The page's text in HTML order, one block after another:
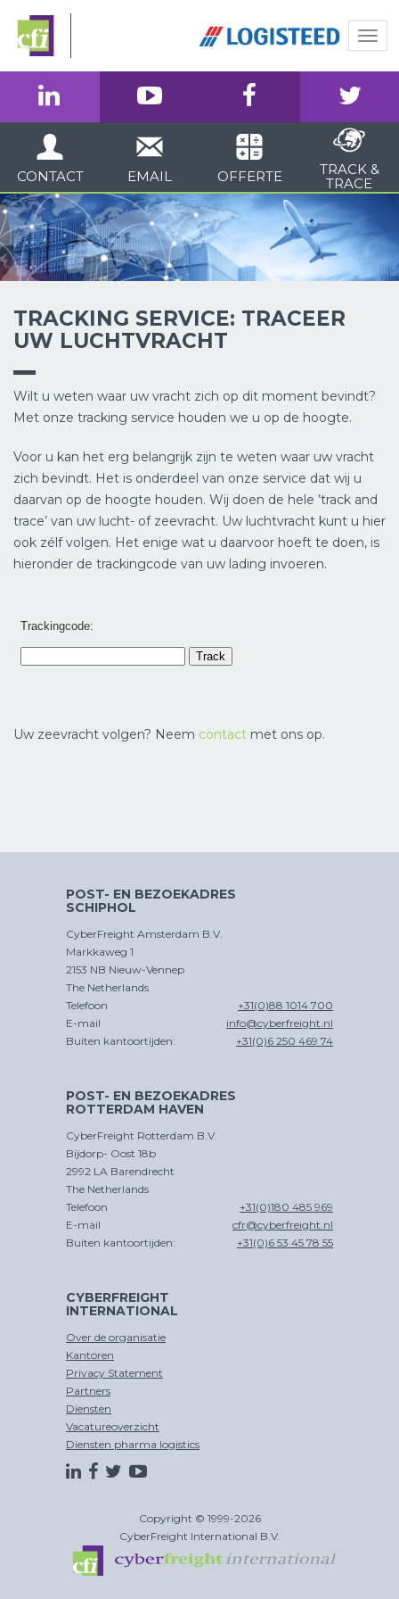
CONTACT EMAIL OFFERTE
TRACK &
TRACE
TRACKING SERVICE: TRACEER
UW LUCHTVRACHT
Wilt u weten waar uw vracht zich op dit moment bevindt?
Met onze tracking service houden we u op de hoogte.
Voor u kan het erg belangrijk zijn te weten waar uw vracht
zich bevindt. Het is onderdeel van onze service dat wij u
daarvan op de hoogte houden. Wij doen de hele ’track and
trace’ van uw lucht- of zeevracht. Uw luchtvracht kunt u hier
ook zélf volgen. Het enige wat u daarvoor hoeft te doen, is
hieronder de trackingcode van uw lading invoeren.
Uw zeevracht volgen? Neem contact met ons op.
POST- EN BEZOEKADRES
SCHIPHOL
CyberFreight Amsterdam B.V.
Markkaweg 1
2153 NB Nieuw-Vennep
The Netherlands
Telefoon
+31(0)88 1014 700
E-mail
info@cyberfreight.nl
Buiten kantoortijden:
+31(0)6 250 469 74
POST- EN BEZOEKADRES
ROTTERDAM HAVEN
CyberFreight Rotterdam B.V.
Bijdorp- Oost 18b
2992 LA Barendrecht
The Netherlands
Telefoon
+31(0)180 485 969
E-mail
cfr@cyberfreight.nl
Buiten kantoortijden:
+31(0)6 53 45 78 55
CYBERFREIGHT
INTERNATIONAL
Over de organisatie
Kantoren
Privacy Statement
Partners
Diensten
Vacatureoverzicht
Diensten pharma logistics
Copyright © 1999-2026
CyberFreight International B.V.